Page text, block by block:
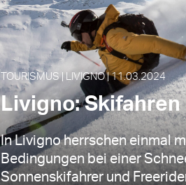
TOURISMUS | LIVIGNO | 11.03.2024
Livigno:
In Livigno herrschen einmal
Bedingungen bei einer
Sonnenskifahrer und